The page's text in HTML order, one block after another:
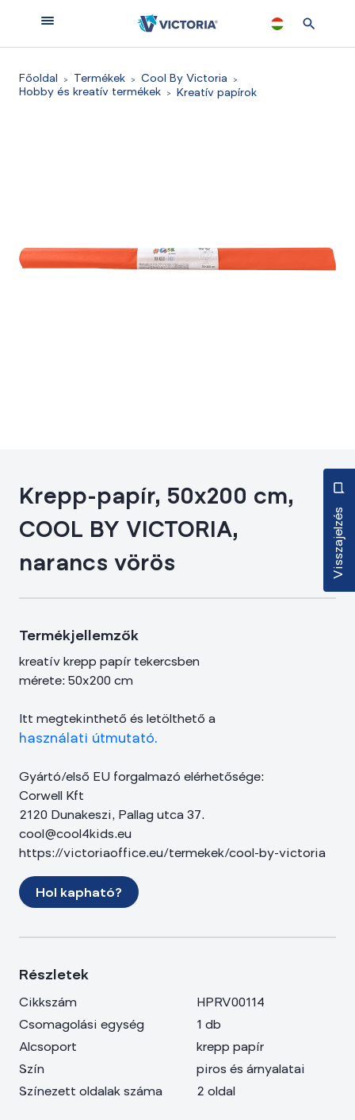
Főoldal Termékek
Cool By Victoria
Hobby és kreatív termékek
Kreatív papírok
Visszajelzés
Krepp-papír, 50x200 cm,
COOL BY VICTORIA,
narancs vörös
Termékjellemzők
kreatív krepp papír tekercsben
mérete: 50x200 cm
Itt megtekinthető és letölthető a
használati útmutató.
Gyártó/első EU forgalmazó elérhetősége:
Corwell Kft
2120 Dunakeszi, Pallag utca 37.
cool@cool4kids.eu
https://victoriaoffice.eu/termekek/cool-by-victoria
Hol kapható?
Részletek
Cikkszám
HPRV00114
Csomagolási egység
1 db
Alcsoport
krepp papír
Szín
piros és árnyalatai
Színezett oldalak száma
2 oldal